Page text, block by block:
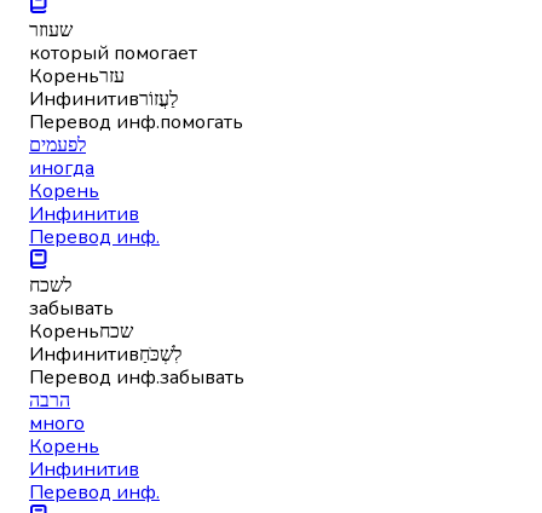
שעוזר
который помогает
Кореньעזר
Инфинитивלַעֲזוֹר
Перевод инф.помогать
לפעמים
иногда
Корень
Инфинитив
Перевод инф.
לשכח
забывать
Кореньשכח
Инфинитивלִשְׁכֹּחַ
Перевод инф.забывать
הרבה
много
Корень
Инфинитив
Перевод инф.